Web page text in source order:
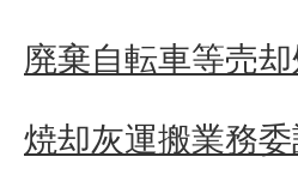
廃棄自転車等売
焼却灰運搬業務